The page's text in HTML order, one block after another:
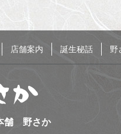
店舗案内 誕生秘話 野
本舗
舗 野さか